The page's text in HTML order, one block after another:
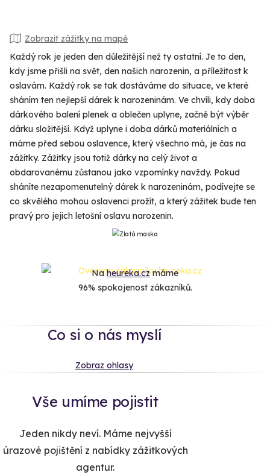
Zobrazit zážitky na mapě
Každý rok je jeden den důležitější než ty ostatní. Je to den,
kdy jsme přišli na svět, den našich narozenin, a příležitost k
oslavám. Každý rok se tak dostáváme do situace, ve které
sháním ten nejlepší dárek k narozeninám. Ve chvíli, kdy doba
dárkového balení plenek a oblečen uplyne, začně být výběr
dárku složitější. Když uplyne i doba dárků materiálních a
máme před sebou oslavence, který všechno má, je čas na
zážitky. Zážitky jsou totiž dárky na celý život a
obdarovanému zůstanou jako vzpomínky navždy. Pokud
sháníte nezapomenutelný dárek k narozeninám, podívejte se
co skvělého mohou oslavenci prožít, a který zážitek bude ten
pravý pro jejich letošní oslavu narozenin.
Naheureka.czmáme
96% spokojenost zákazníků.
Co si o nás myslí
Zobraz ohlasy
Vše umíme pojistit
Jeden nikdy neví. Máme nejvyšší
úrazové pojištění z nabídky zážitkových
agentur.